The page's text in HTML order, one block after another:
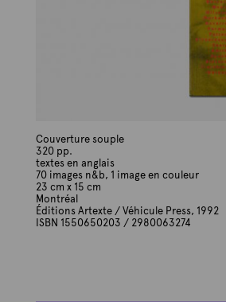
Couverture souple
320 pp.
textes en anglais
70 images n&b, 1 image en couleur
23 cm x 15 cm
Montréal
Éditions Artexte / Véhicule Press, 1992
ISBN 1550650203 / 2980063274